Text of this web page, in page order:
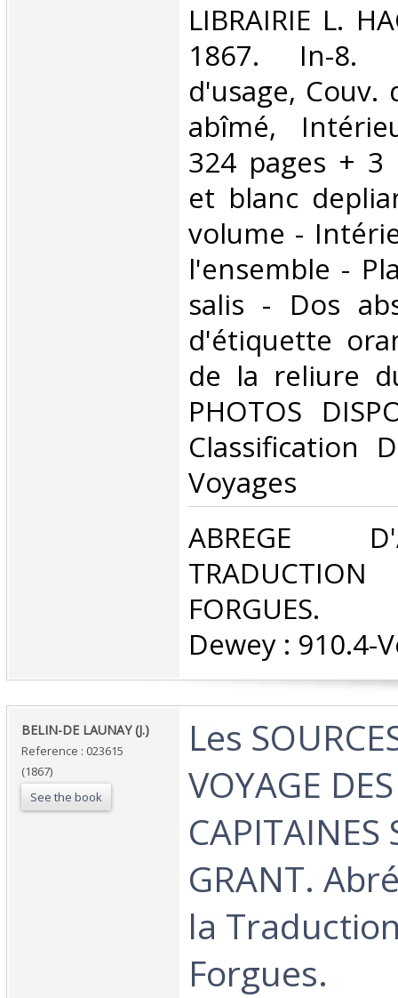
‎LIBRAIRIE L.
1867. In-8.
d'usage, Couv.
abîmé,
324 pages +
et blanc
volume -
l'ensemble -
salis - Dos
d'étiquette
de la reliure
PHOTOS
Classification
Voyages‎
‎ABREGE
FORGUES.
Dewey : 910.4-
‎BELIN-DE LAUNAY (J.)‎
Reference : 023615
(1867)
See the book
‎Les
VOYAGE DES
CAPITAINES
GRANT.
la
Forgues.‎